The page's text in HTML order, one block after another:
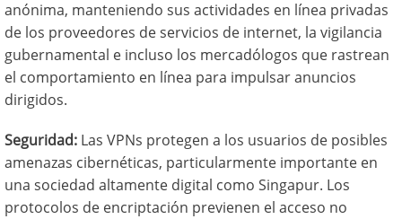
anónima, manteniendo sus actividades en línea privadas
de los proveedores de servicios de internet, la vigilancia
gubernamental e incluso los mercadólogos que rastrean
el comportamiento en línea para impulsar anuncios
dirigidos.
Seguridad: Las VPNs protegen a los usuarios de posibles
amenazas cibernéticas, particularmente importante en
una sociedad altamente digital como Singapur. Los
protocolos de encriptación previenen el acceso no